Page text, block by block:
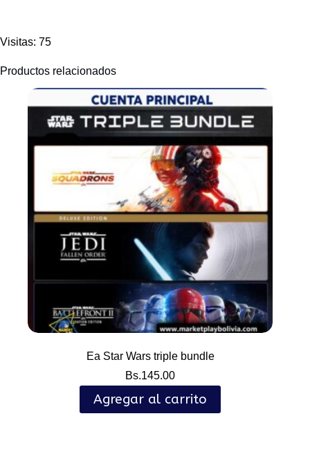
Visitas: 75
Productos relacionados
Ea Star Wars triple bundle
Bs.145.00
Agregar al carrito